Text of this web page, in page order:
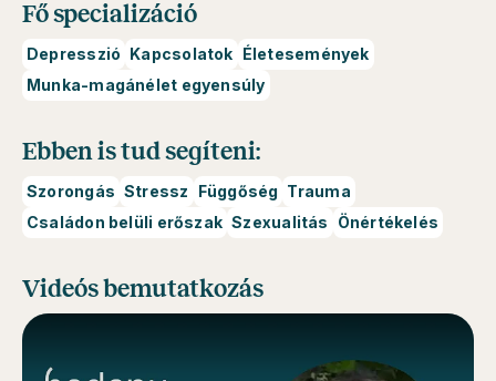
Fő specializáció
Depresszió Kapcsolatok Életesemények
Munka-magánélet egyensúly
Ebben is tud segíteni:
Szorongás Stressz Függőség Trauma
Családon belüli erőszak Szexualitás Önértékelés
Videós bemutatkozás